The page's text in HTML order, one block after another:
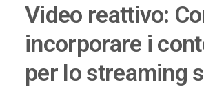
Video reattivo:
incorporare i
per lo streaming